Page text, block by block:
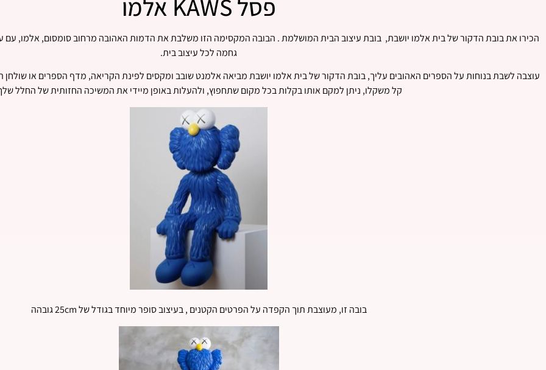
פסל KAWS אלמו
הכירו את בובת הדקור של בית אלמו יושבת, בובת עיצוב הבית המושלמת . הבובה המקסימה הזו משלבת את הדמות האהובה מרחוב סומסום, אלמו, עם
גחמה לכל עיצוב בית.
עוצבה לשבת בנוחות על הספרים האהובים עליך, בובת הדקור של בית אלמו יושבת מביאה אלמנט שובב ומקסים לפינת הקריאה, מדף הספרים או
קל משקלו, ניתן למקם אותו בקלות בכל מקום שתחפוץ, ולהעלות באופן מיידי את המשיכה החזותית של החלל
בובה זו, מעוצבת תוך הקפדה על הפרטים הקטנים , בעיצוב סופר מיוחד בגודל של 25cm גובהה